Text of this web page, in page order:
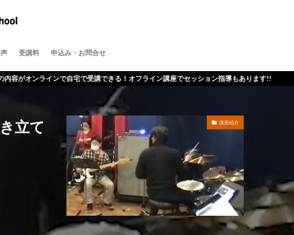
受講料 申込み・お問合せ
で自宅で受講できる！オフライン講座でセッション指導もあります!!
立て
講座紹介